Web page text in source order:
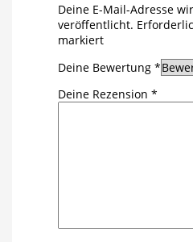
Deine E-Mail-Adresse
veröffentlicht.
markiert
Deine Bewertung *
Deine Rezension *